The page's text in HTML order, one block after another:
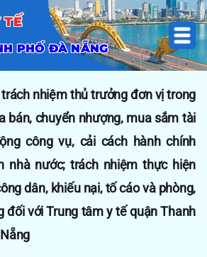
TẾ
PHỐ ĐÀ NẴNG
nhiệm thủ trưởng đơn vị trong
bán, chuyển nhượng, mua sắm tài
công vụ, cải cách hành chính
nhà nước; trách nhiệm thực hiện
dân, khiếu nại, tố cáo và phòng,
đối với Trung tâm y tế quận Thanh